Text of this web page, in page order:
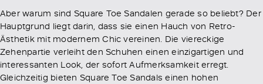
Aber warum sind Square Toe Sandalen gerade so beliebt? Der
Hauptgrund liegt darin, dass sie einen Hauch von Retro-
Ästhetik mit modernem Chic vereinen. Die viereckige
Zehenpartie verleiht den Schuhen einen einzigartigen und
interessanten Look, der sofort Aufmerksamkeit erregt.
Gleichzeitig bieten Square Toe Sandals einen hohen